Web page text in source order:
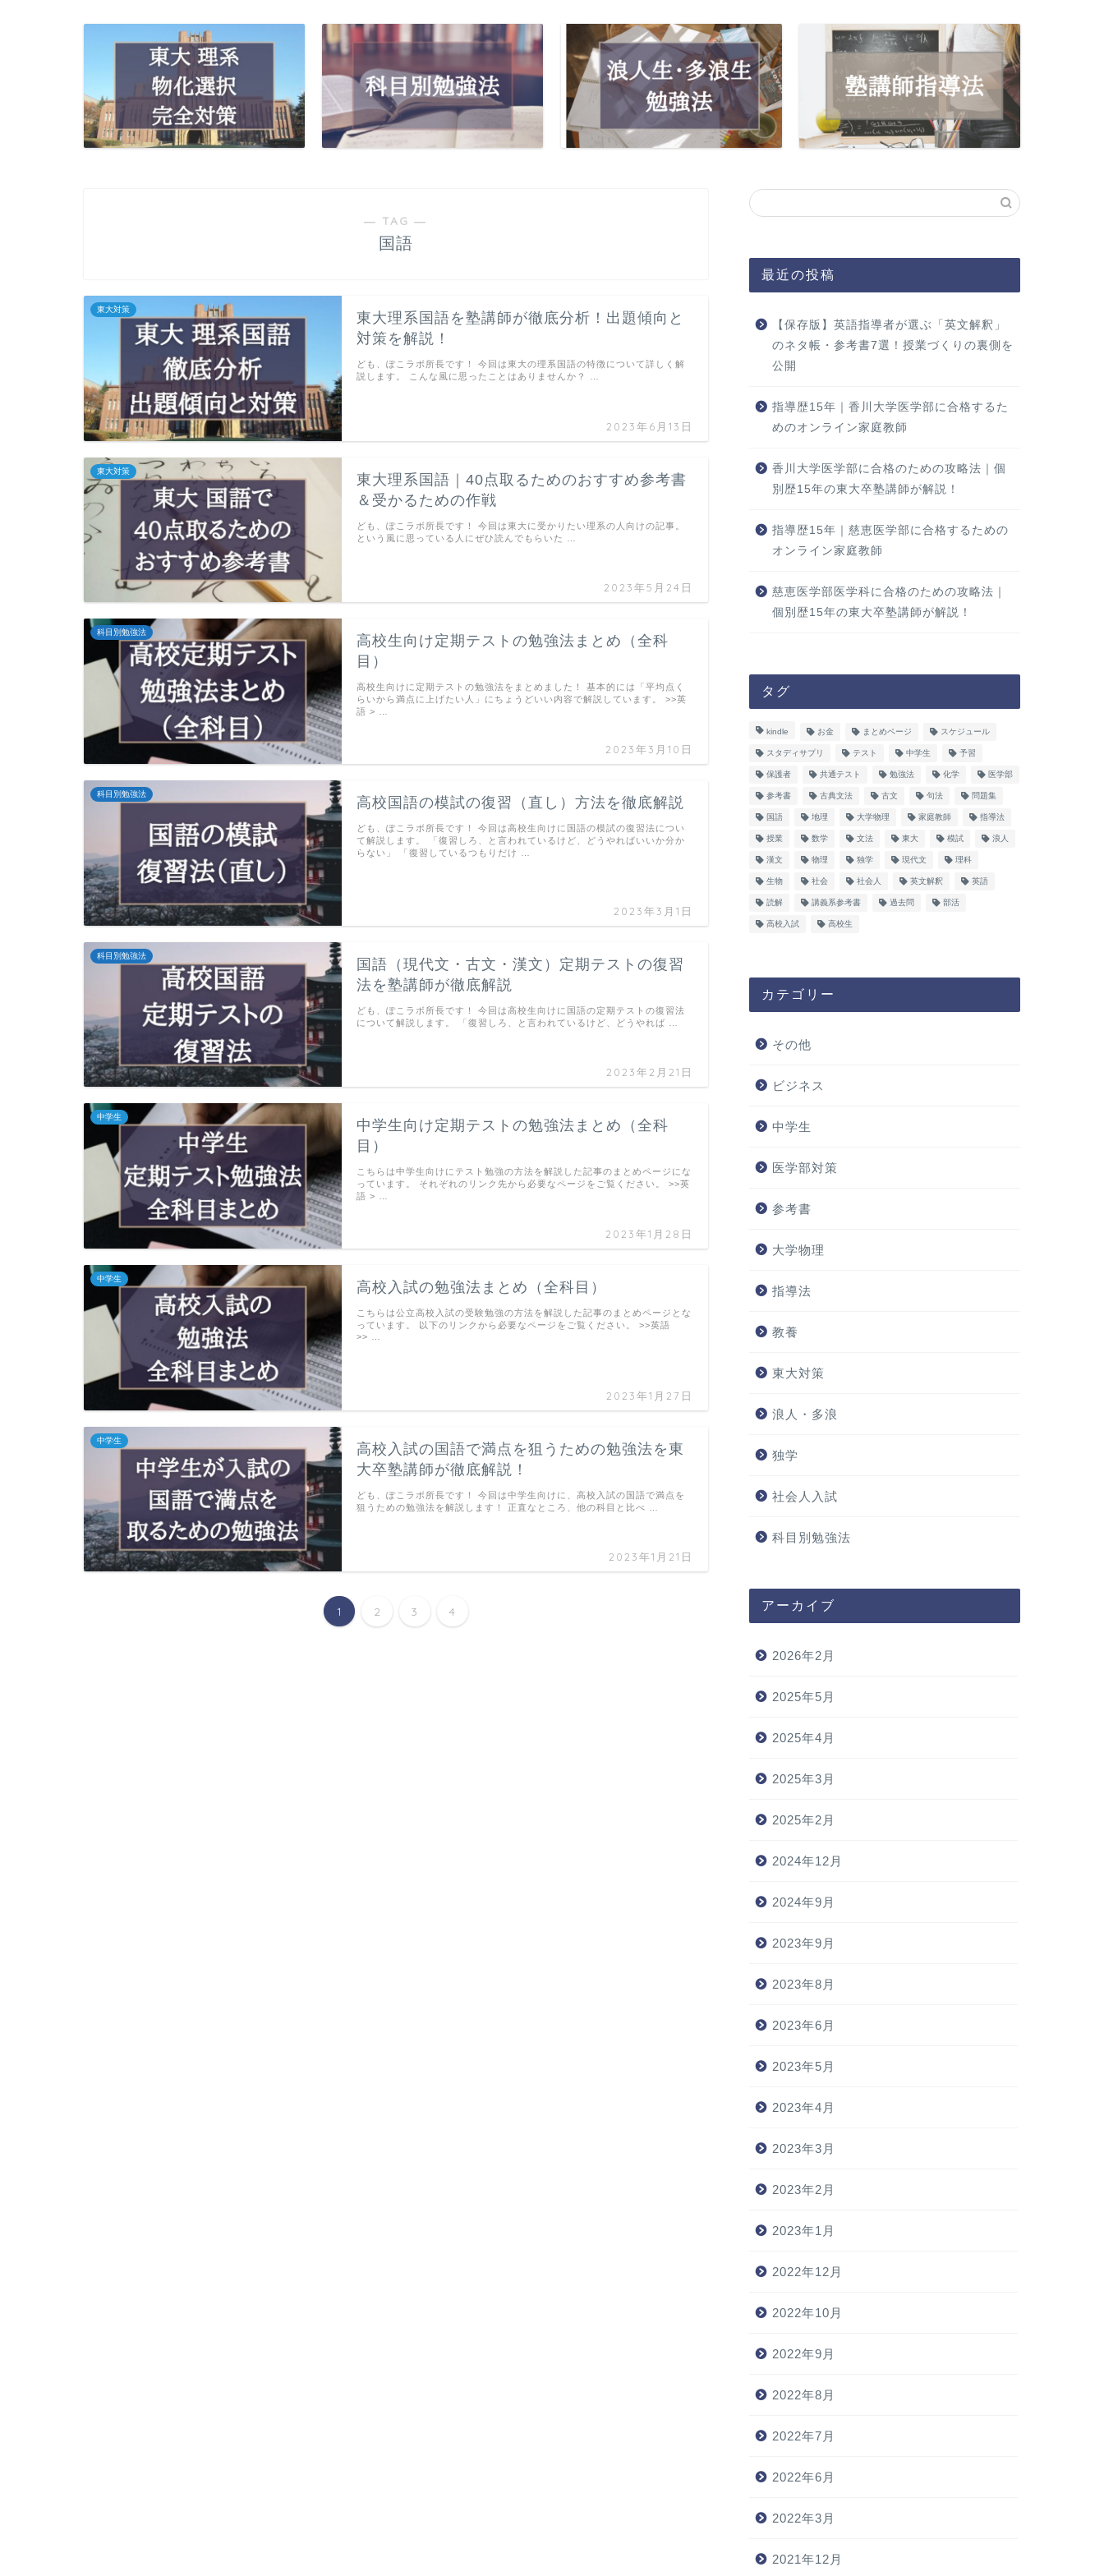
― TAG ―
国語
東大対策
東大理系国語を塾講師が徹底分析！出題傾向と
対策を解説！
2023年6月13日
ども、ぽこラボ所長です！ 今回は東大の理系国語の特徴について詳しく解
説します。 こんな風に思ったことはありませんか？ …
東大対策
東大理系国語｜40点取るためのおすすめ参考書
＆受かるための作戦
2023年5月24日
ども、ぽこラボ所長です！ 今回は東大に受かりたい理系の人向けの記事。
という風に思っている人にぜひ読んでもらいた …
科目別勉強法
高校生向け定期テストの勉強法まとめ（全科
目）
2023年3月10日
高校生向けに定期テストの勉強法をまとめました！ 基本的には「平均点く
らいから満点に上げたい人」にちょうどいい内容で解説しています。 >>英
語 > …
科目別勉強法
高校国語の模試の復習（直し）方法を徹底解説
2023年3月1日
ども、ぽこラボ所長です！ 今回は高校生向けに国語の模試の復習法につい
て解説します。 「復習しろ、と言われているけど、どうやればいいか分か
らない」 「復習しているつもりだけ …
科目別勉強法
国語（現代文・古文・漢文）定期テストの復習
法を塾講師が徹底解説
2023年2月21日
ども、ぽこラボ所長です！ 今回は高校生向けに国語の定期テストの復習法
について解説します。 「復習しろ、と言われているけど、どうやれば …
中学生
中学生向け定期テストの勉強法まとめ（全科
目）
2023年1月28日
こちらは中学生向けにテスト勉強の方法を解説した記事のまとめページにな
っています。 それぞれのリンク先から必要なページをご覧ください。 >>英
語 > …
中学生
高校入試の勉強法まとめ（全科目）
2023年1月27日
こちらは公立高校入試の受験勉強の方法を解説した記事のまとめページとな
っています。 以下のリンクから必要なページをご覧ください。 >>英語
>> …
中学生
高校入試の国語で満点を狙うための勉強法を東
大卒塾講師が徹底解説！
2023年1月21日
ども、ぽこラボ所長です！ 今回は中学生向けに、高校入試の国語で満点を
狙うための勉強法を解説します！ 正直なところ、他の科目と比べ …
1 2 3 4
最近の投稿
【保存版】英語指導者が選ぶ「英文解釈」
のネタ帳・参考書7選！授業づくりの裏側を
公開
指導歴15年｜香川大学医学部に合格するた
めのオンライン家庭教師
香川大学医学部に合格のための攻略法｜個
別歴15年の東大卒塾講師が解説！
指導歴15年｜慈恵医学部に合格するための
オンライン家庭教師
慈恵医学部医学科に合格のための攻略法｜
個別歴15年の東大卒塾講師が解説！
タグ
kindle お金 まとめページ スケジュール
スタディサプリ テスト 中学生 予習
保護者 共通テスト 勉強法 化学 医学部
参考書 古典文法 古文 句法 問題集
国語 地理 大学物理 家庭教師 指導法
授業 数学 文法 東大 模試 浪人
漢文 物理 独学 現代文 理科
生物 社会 社会人 英文解釈 英語
読解 講義系参考書 過去問 部活
高校入試 高校生
カテゴリー
その他
ビジネス
中学生
医学部対策
参考書
大学物理
指導法
教養
東大対策
浪人・多浪
独学
社会人入試
科目別勉強法
アーカイブ
2026年2月
2025年5月
2025年4月
2025年3月
2025年2月
2024年12月
2024年9月
2023年9月
2023年8月
2023年6月
2023年5月
2023年4月
2023年3月
2023年2月
2023年1月
2022年12月
2022年10月
2022年9月
2022年8月
2022年7月
2022年6月
2022年3月
2021年12月